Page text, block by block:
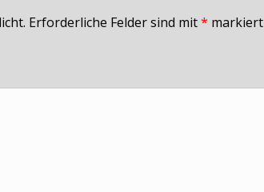
Erforderliche Felder sind mit* markiert